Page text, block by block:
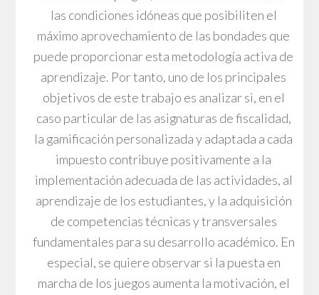
las condiciones idóneas que posibiliten el
máximo aprovechamiento de las bondades que
puede proporcionar esta metodología activa de
aprendizaje. Por tanto, uno de los principales
objetivos de este trabajo es analizar si, en el
caso particular de las asignaturas de fiscalidad,
la gamificación personalizada y adaptada a cada
impuesto contribuye positivamente a la
implementación adecuada de las actividades, al
aprendizaje de los estudiantes, y la adquisición
de competencias técnicas y transversales
fundamentales para su desarrollo académico. En
especial, se quiere observar si la puesta en
marcha de los juegos aumenta la motivación, el